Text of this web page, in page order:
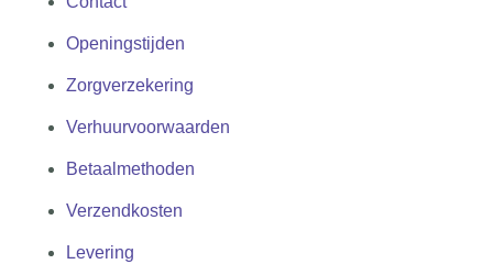
Openingstijden
Zorgverzekering
Verhuurvoorwaarden
Betaalmethoden
Verzendkosten
Levering